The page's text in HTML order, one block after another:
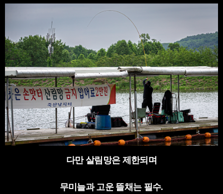
다만 살림망은 제한되며
무미늘과 고운 뜰채는 필수.